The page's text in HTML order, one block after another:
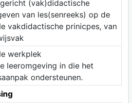
(vak)didactische
van les(senreeks) op de
vakdidactische prinicpes, van
werkplek
leeromgeving in die het
ondersteunen.